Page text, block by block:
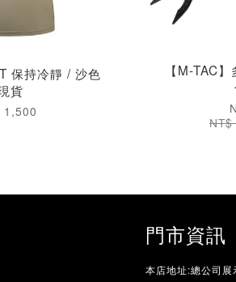
保持冷靜 / 沙色
貨
1,500
【M-TAC
門市資訊
本店地址:總公司